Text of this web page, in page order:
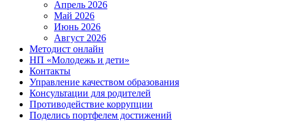
Апрель 2026
Май 2026
Июнь 2026
Август 2026
Методист онлайн
НП «Молодежь и дети»
Контакты
Управление качеством образования
Консультации для родителей
Противодействие коррупции
Поделись портфелем достижений